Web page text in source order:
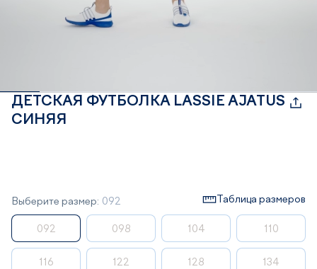
ДЕТСКАЯ ФУТБОЛКА LASSIE AJATUS
СИНЯЯ
Выберите размер: 092 Таблица размеров
092 098 104 110
116 122 128 134